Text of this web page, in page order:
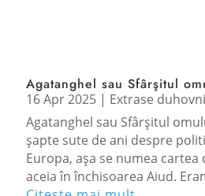
Agatanghel sau Sfârşitul
16 Apr 2025| Extrase
Agatanghel sau Sfârşitul
şapte sute de ani despre
Europa, aşa se numea cartea
aceia în închisoarea Aiud.